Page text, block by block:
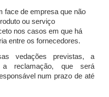
face de empresa que não
ou serviço
nos casos em que há
entre os fornecedores.
vedações previstas, a
reclamação, que será
num prazo de até